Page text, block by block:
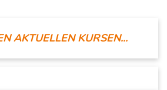
AKTUELLEN KURSEN...